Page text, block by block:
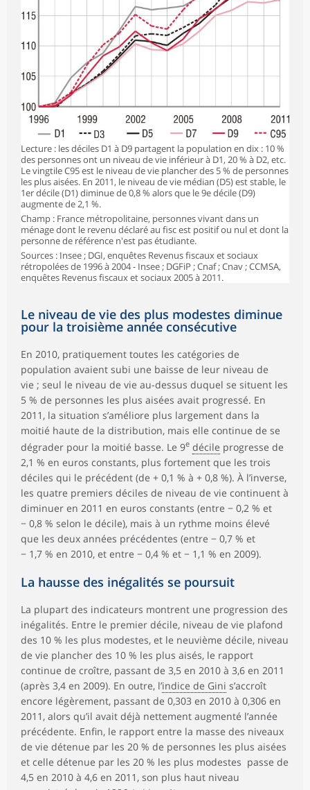
Lecture : les déciles D1 à D9 partagent la population en dix : 10 %
des personnes ont un niveau de vie inférieur à D1, 20 % à D2, etc.
Le vingtile C95 est le niveau de vie plancher des 5 % de personnes
les plus aisées. En 2011, le niveau de vie médian (D5) est stable, le
1er décile (D1) diminue de 0,8 % alors que le 9e décile (D9)
augmente de 2,1 %.
Champ : France métropolitaine, personnes vivant dans un
ménage dont le revenu déclaré au fisc est positif ou nul et dont la
personne de référence n'est pas étudiante.
Sources : Insee ; DGI, enquêtes Revenus fiscaux et sociaux
rétropolées de 1996 à 2004 - Insee ; DGFiP ; Cnaf ; Cnav ; CCMSA,
enquêtes Revenus fiscaux et sociaux 2005 à 2011.
Le niveau de vie des plus modestes diminue
pour la troisième année consécutive
En 2010, pratiquement toutes les catégories de
population avaient subi une baisse de leur niveau de
vie ; seul le niveau de vie au-dessus duquel se situent les
5 % de personnes les plus aisées avait progressé. En
2011, la situation s’améliore plus largement dans la
moitié haute de la distribution, mais elle continue de se
dégrader pour la moitié basse. Le 9e décile progresse de
2,1 % en euros constants, plus fortement que les trois
déciles qui le précédent (de + 0,1 % à + 0,8 %). À l’inverse,
les quatre premiers déciles de niveau de vie continuent à
diminuer en 2011 en euros constants (entre − 0,2 % et
− 0,8 % selon le décile), mais à un rythme moins élevé
que les deux années précédentes (entre − 0,7 % et
− 1,7 % en 2010, et entre − 0,4 % et − 1,1 % en 2009).
La hausse des inégalités se poursuit
La plupart des indicateurs montrent une progression des
inégalités. Entre le premier décile, niveau de vie plafond
des 10 % les plus modestes, et le neuvième décile, niveau
de vie plancher des 10 % les plus aisés, le rapport
continue de croître, passant de 3,5 en 2010 à 3,6 en 2011
(après 3,4 en 2009). En outre, l’indice de Gini s’accroît
encore légèrement, passant de 0,303 en 2010 à 0,306 en
2011, alors qu’il avait déjà nettement augmenté l’année
précédente. Enfin, le rapport entre la masse des niveaux
de vie détenue par les 20 % de personnes les plus aisées
et celle détenue par les 20 % les plus modestes passe de
4,5 en 2010 à 4,6 en 2011, son plus haut niveau